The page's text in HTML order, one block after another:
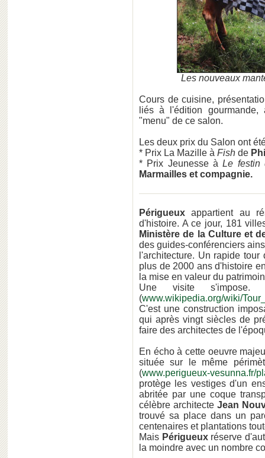
Les nouveaux
Cours de cuisine,
liés à l'édition
"menu" de ce salon.
Les deux prix du Salon ont
* Prix La Mazille à Fish de
* Prix Jeunesse àLe festin
Marmailles et compagnie.
Périgueuxappartient au
d'histoire. A ce jour, 181
Ministère de la Culture et
des guides-conférenciers
l'architecture. Un rapide
plus de 2000 ans d'histoire
la mise en valeur du
Une visite
(www.wikipedia.org/wiki/
C'est une construction
qui après vingt siècles de
faire des architectes de
En écho à cette oeuvre
située sur le même
(www.perigueux-vesunna.fr/
protège les vestiges d'un
abritée par une coque
célèbre architecte Jean
trouvé sa place dans un
centenaires et plantations
Mais Périgueuxréserve
la moindre avec un nombre